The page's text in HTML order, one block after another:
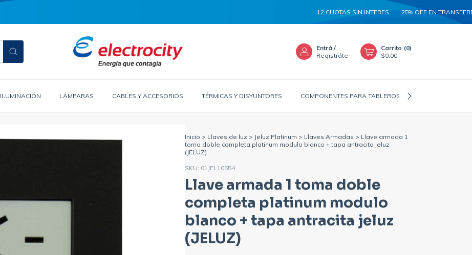
12 CUOTAS SIN INTERES 25% OFF EN TRANSFERENCIA
Entrá /
Registráte
Carrito (0)
$0,00
ILUMINACIÓN LÁMPARAS CABLES Y ACCESORIOS TÉRMICAS Y DISYUNTORES COMPONENTES PARA TABLEROS
Inicio > Llaves de luz > Jeluz Platinum > Llaves Armadas > Llave armada 1
toma doble completa platinum modulo blanco + tapa antracita jeluz
(JELUZ)
SKU: 01JEL10554
Llave armada 1 toma doble
completa platinum modulo
blanco + tapa antracita jeluz
(JELUZ)